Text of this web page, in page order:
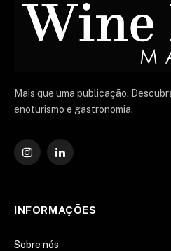
Mais que uma publicação.
enoturismo e gastronomia.
Instagram
O
INFORMAÇÕES
Sobre nós